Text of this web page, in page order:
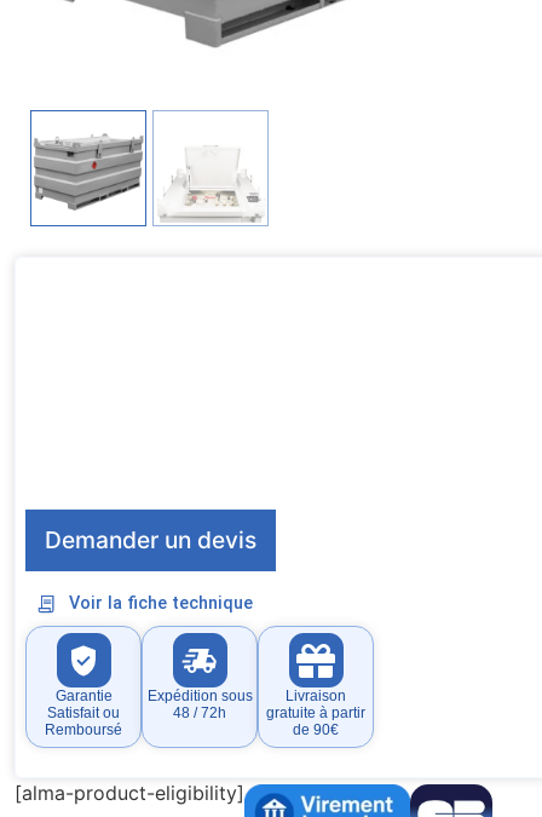
Demander un devis
Voir la fiche technique
Garantie
Satisfait ou
Remboursé
Expédition sous
48 / 72h
Livraison
gratuite à partir
de 90€
[alma-product-eligibility]